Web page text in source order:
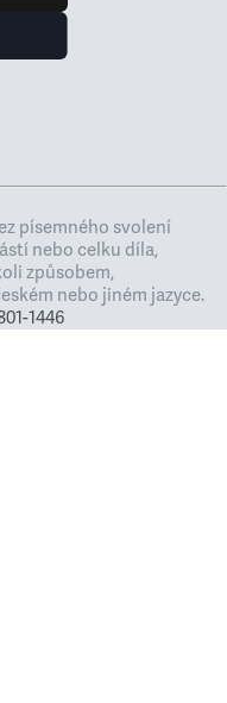
písemného svolení
nebo celku díla,
způsobem,
nebo jiném jazyce.
1446